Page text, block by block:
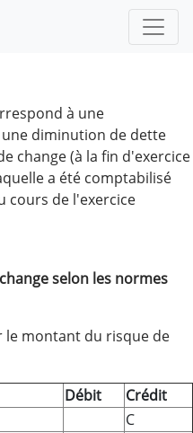
à une
diminution de dette
change (à la fin d'exercice
a été comptabilisé
cours de l'exercice
selon les normes
le montant du risque de
Débit
Crédit
C